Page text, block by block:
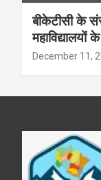
बीकेटीसी के
December 11,